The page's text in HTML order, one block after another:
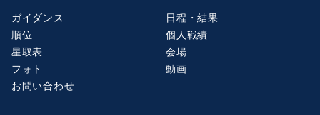
ガイダンス
日程・結果
順位
個人戦績
星取表
会場
フォト
動画
お問い合わせ